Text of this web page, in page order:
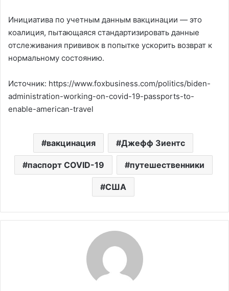
Инициатива по учетным данным вакцинации — это
коалиция, пытающаяся стандартизировать данные
отслеживания прививок в попытке ускорить возврат к
нормальному состоянию.
Источник: https://www.foxbusiness.com/politics/biden-
administration-working-on-covid-19-passports-to-
enable-american-travel
вакцинация Джефф Зиентс
паспорт COVID-19 путешественники
США